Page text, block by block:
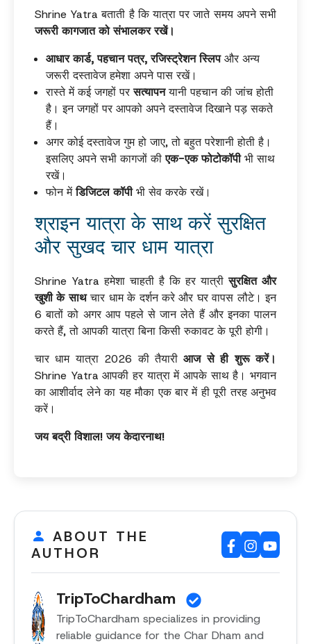
Shrine Yatra बताती है कि यात्रा पर जाते समय अपने सभी
जरूरी कागजात को संभालकर रखें।
आधार कार्ड, पहचान पत्र, रजिस्ट्रेशन स्लिपऔर अन्य
जरूरी दस्तावेज हमेशा अपने पास रखें।
रास्ते में कई जगहों परसत्यापनयानी पहचान की जांच होती
है। इन जगहों पर आपको अपने दस्तावेज दिखाने पड़ सकते
हैं।
अगर कोई दस्तावेज गुम हो जाए, तो बहुत परेशानी होती है।
इसलिए अपने सभी कागजों कीएक-एक फोटोकॉपीभी साथ
रखें।
फोन मेंडिजिटल कॉपीभी सेव करके रखें।
श्राइन यात्रा के साथ करें सुरक्षित
और सुखद चार धाम यात्रा
Shrine Yatra हमेशा चाहती है कि हर यात्रीसुरक्षित और
खुशी के साथचार धाम के दर्शन करे और घर वापस लौटे। इन
6 बातों को अगर आप पहले से जान लेते हैं और इनका पालन
करते हैं, तो आपकी यात्रा बिना किसी रुकावट के पूरी होगी।
चार धाम यात्रा 2026 की तैयारीआज से ही शुरू करें।
Shrine Yatra आपकी हर यात्रा में आपके साथ है। भगवान
का आशीर्वाद लेने का यह मौका एक बार में ही पूरी तरह अनुभव
करें।
जय बद्री विशाल! जय केदारनाथ!
ABOUT THE
AUTHOR
TripToChardham
TripToChardham specializes in providing
reliable guidance for the Char Dham and